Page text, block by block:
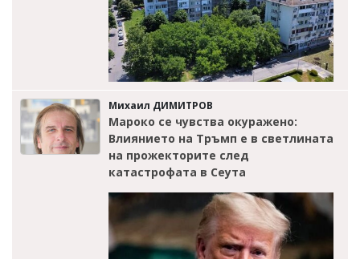
Михаил ДИМИТРОВ
Мароко се чувства окуражено:
Влиянието на Тръмп е в светлината
на прожекторите след
катастрофата в Сеута